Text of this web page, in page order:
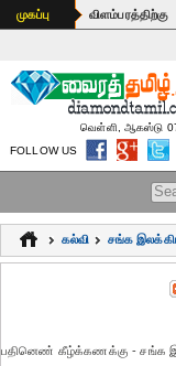
முகப்பு விளம்பரத்திற்கு
வெள்ளி, ஆகஸ்டு
FOLLOW US
கல்வி சங்க
பதினெண் கீழ்க்கணக்கு - சங்க